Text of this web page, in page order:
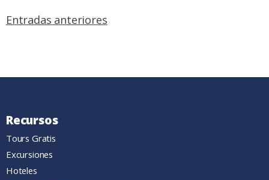
Navegación
Entradas anteriores
Recursos
Tours Gratis
Excursiones
Hoteles